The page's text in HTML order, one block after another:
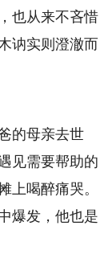
也从来不吝惜
讷实则澄澈而
的母亲去世
见需要帮助的
上喝醉痛哭。
爆发，他也是